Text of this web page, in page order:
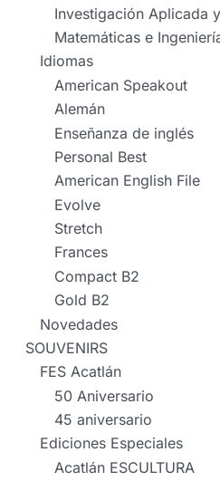
Investigación Aplicada
Matemáticas e
Idiomas
American Speakout
Alemán
Enseñanza de inglés
Personal Best
American English File
Evolve
Stretch
Frances
Compact B2
Gold B2
Novedades
SOUVENIRS
FES Acatlán
50 Aniversario
45 aniversario
Ediciones Especiales
Acatlán ESCULTURA